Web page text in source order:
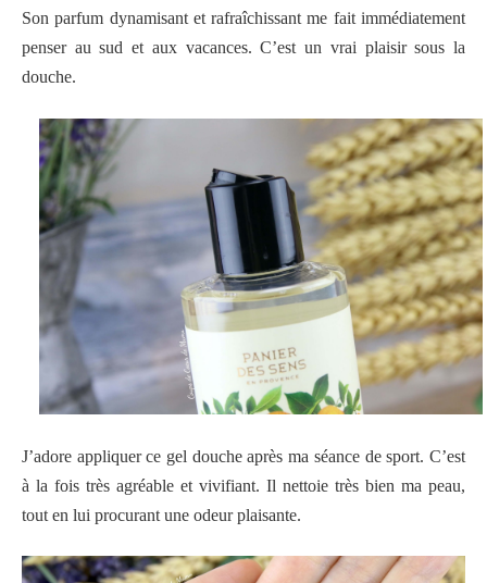
Son parfum dynamisant et rafraîchissant me fait immédiatement
penser au sud et aux vacances. C’est un vrai plaisir sous la
douche.
J’adore appliquer ce gel douche après ma séance de sport. C’est
à la fois très agréable et vivifiant. Il nettoie très bien ma peau,
tout en lui procurant une odeur plaisante.